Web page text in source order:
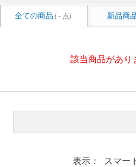
全ての商品 ( - 点) 新品商
該当商品があり
表示： スマー